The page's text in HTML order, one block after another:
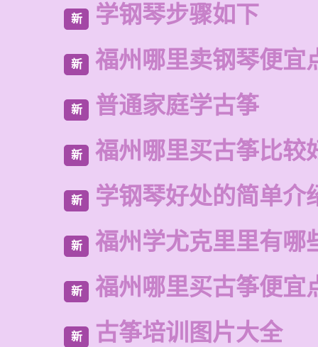
新 学钢琴步骤如下
新 福州哪里卖钢琴便宜
新 普通家庭学古筝
新 福州哪里买古筝比较
新 学钢琴好处的简单介
新 福州学尤克里里有哪
新 福州哪里买古筝便宜
新 古筝培训图片大全